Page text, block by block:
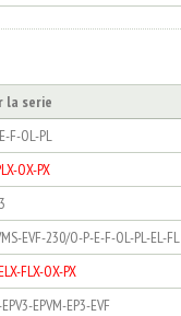
la serie
F-OL-PL
OX-PX
EVF-230/O-P-E-F-OL-PL-EL-FL
FLX-OX-PX
EPVM-EP3-EVF